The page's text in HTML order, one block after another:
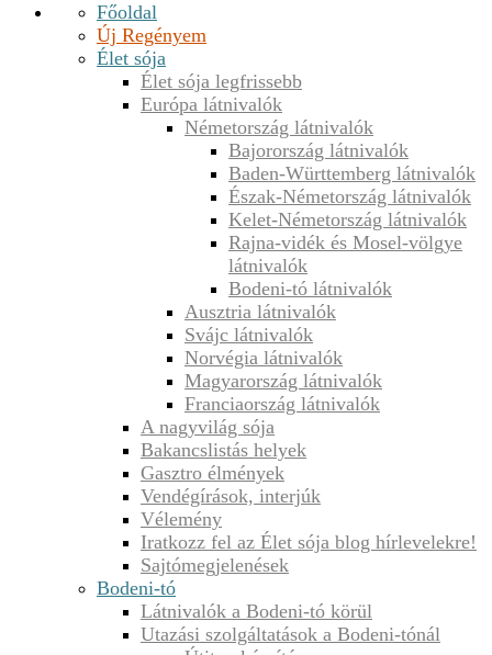
Főoldal
Új Regényem
Élet sója
Élet sója legfrissebb
Európa látnivalók
Németország látnivalók
Bajorország látnivalók
Baden-Württemberg látnivalók
Észak-Németország látnivalók
Kelet-Németország látnivalók
Rajna-vidék és Mosel-völgye
látnivalók
Bodeni-tó látnivalók
Ausztria látnivalók
Svájc látnivalók
Norvégia látnivalók
Magyarország látnivalók
Franciaország látnivalók
A nagyvilág sója
Bakancslistás helyek
Gasztro élmények
Vendégírások, interjúk
Vélemény
Iratkozz fel az Élet sója blog hírlevelekre!
Sajtómegjelenések
Bodeni-tó
Látnivalók a Bodeni-tó körül
Utazási szolgáltatások a Bodeni-tónál